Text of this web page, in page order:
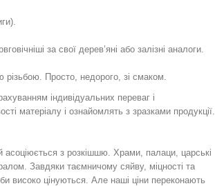
за свої дерев’яні або залізні аналоги.
різьбою. Просто, недорого, зі смаком.
індивідуальних переваг і
матеріалу і ознайомлять з зразками продукції.
з розкішшю. Храми, палаци, царські
Завдяки таємничому сяйву, міцності та
високо цінуються. Але наші ціни переконають